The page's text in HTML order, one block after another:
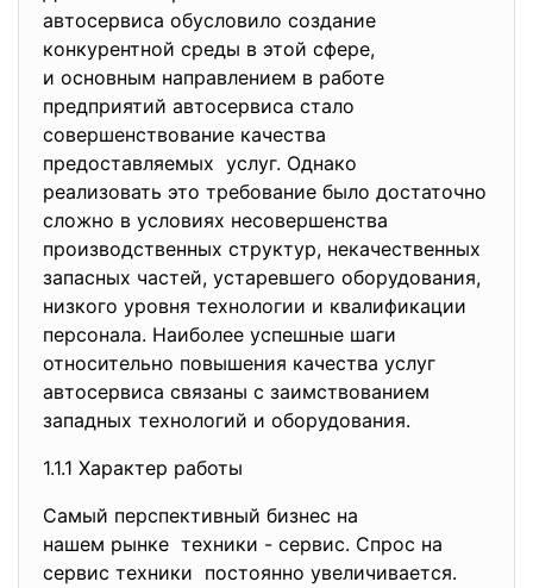
автосервиса обусловило создание
конкурентной среды в этой сфере,
и основным направлением в работе
предприятий автосервиса стало
совершенствование качества
предоставляемых услуг. Однако
реализовать это требование было достаточно
сложно в условиях несовершенства
производственных структур, некачественных
запасных частей, устаревшего оборудования,
низкого уровня технологии и квалификации
персонала. Наиболее успешные шаги
относительно повышения качества услуг
автосервиса связаны с заимствованием
западных технологий и оборудования.
1.1.1 Характер работы
Самый перспективный бизнес на
нашем рынке техники - сервис. Спрос на
сервис техники постоянно увеличивается.